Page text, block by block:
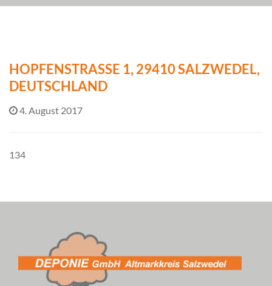
HOPFENSTRASSE 1, 29410 SALZWEDEL, D
EUTSCHLAND
4. August 2017
134